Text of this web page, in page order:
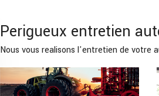
Perigueux entretien
Nous vous realisons l'entretien de votre